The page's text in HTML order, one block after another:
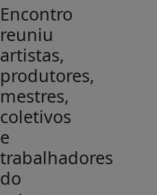
Encontro
reuniu
artistas,
produtores,
mestres,
coletivos
e
trabalhadores
do